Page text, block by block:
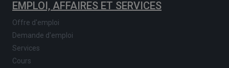
EMPLOI, AFFAIRES ET SERVICES
Offre d'emploi
Demande d'emploi
Services
Cours